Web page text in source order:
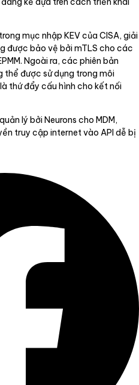
mục nhập KEV của CISA, giải
được bảo vệ bởi mTLS cho các
Ngoài ra, các phiên bản
thể được sử dụng trong môi
thứ đẩy cấu hình cho kết nối
lý bởi Neurons cho MDM,
truy cập internet vào API dễ bị